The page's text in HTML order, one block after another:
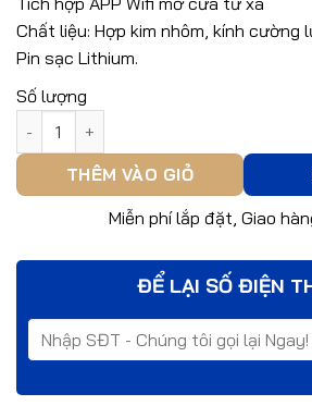
Chất liệu: Hợp kim nhôm, kính cường
Pin sạc Lithium.
Số lượng
THÊM VÀO GIỎ
Miễn phí lắp đặt, Giao
ĐỂ LẠI SỐ ĐIỆN